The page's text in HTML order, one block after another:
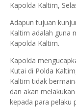
Kapolda Kaltim,
Adapun tujuan
Kaltim adalah guna
Kapolda Kaltim.
Kapolda
Kutai di Polda
Kaltim tidak
dan akan
kepada para pelaku